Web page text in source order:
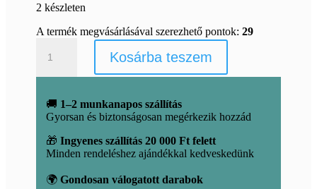
2
900 Ft.
2
320 Ft.
2 készleten
A termék megvásárlásával szerezhető pontok:29
szív
Kosárba teszem
🚚 1–2 munkanapos szállítás
Gyorsan és biztonságosan megérkezik hozzád
🎁Ingyenes szállítás 20 000 Ft felett
Minden rendeléshez ajándékkal kedveskedünk
🌍Gondosan válogatott darabok